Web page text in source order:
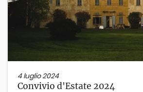
4 luglio 2024
Convivio d'Estate 2024